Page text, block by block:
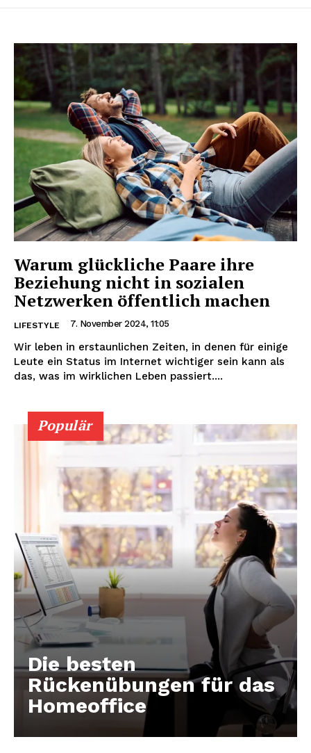
Warum glückliche Paare ihre
Beziehung nicht in sozialen
Netzwerken öffentlich machen
LIFESTYLE 7. November 2024, 11:05
Wir leben in erstaunlichen Zeiten, in denen für einige
Leute ein Status im Internet wichtiger sein kann als
das, was im wirklichen Leben passiert....
Populär
Die besten
Rückenübungen für das
Homeoffice